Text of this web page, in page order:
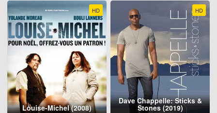
HD
Louise-Michel (2008)
HD
Dave Chappelle: Sticks &
Stones (2019)